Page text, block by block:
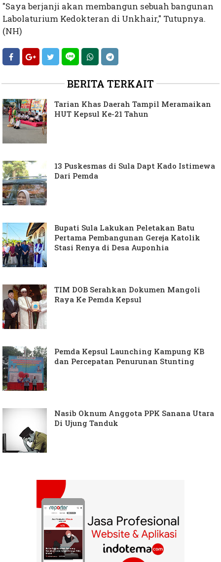
"Saya berjanji akan membangun sebuah bangunan
Labolaturium Kedokteran di Unkhair," Tutupnya.
(NH)
BERITA TERKAIT
Tarian Khas Daerah Tampil Meramaikan
HUT Kepsul Ke-21 Tahun
13 Puskesmas di Sula Dapt Kado Istimewa
Dari Pemda
Bupati Sula Lakukan Peletakan Batu
Pertama Pembangunan Gereja Katolik
Stasi Renya di Desa Auponhia
TIM DOB Serahkan Dokumen Mangoli
Raya Ke Pemda Kepsul
Pemda Kepsul Launching Kampung KB
dan Percepatan Penurunan Stunting
Nasib Oknum Anggota PPK Sanana Utara
Di Ujung Tanduk